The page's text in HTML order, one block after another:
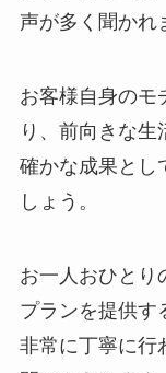
声が多く聞かれ
お客様自身のモ
り、前向きな生
確かな成果とし
しょう。
お一人おひとり
プランを提供す
非常に丁寧に行